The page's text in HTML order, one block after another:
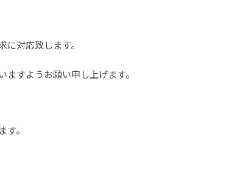
対応致します。
すようお願い申し上げます。
。